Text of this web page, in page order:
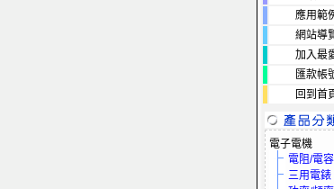
應用範
網站導
加入最
匯款帳
回到首
電子電機
電阻/電
三用電錶